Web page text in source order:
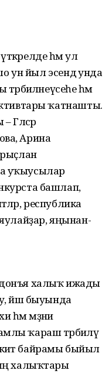
һәм ул
ун йыл эсендә унда
һәм
ҡатнашты.
Гәлсәр
Арина
уҡыусылар
башлап,
республика
яулайҙар, яңынан-
донъя халыҡ ижады
йәш быуында
мәҙәни
ҡараш тәрбиәләү
байрамы быйыл
халыҡтары